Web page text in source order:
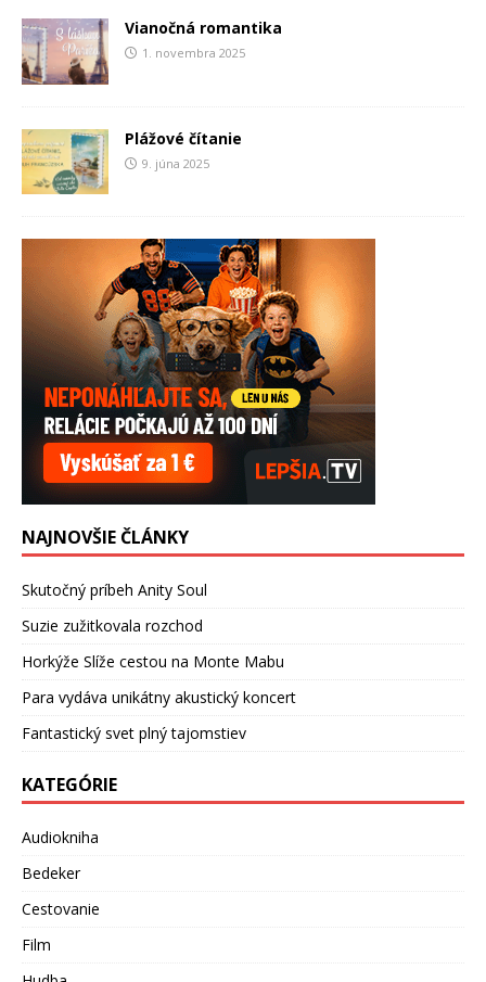
Vianočná romantika
1. novembra 2025
Plážové čítanie
9. júna 2025
NAJNOVŠIE ČLÁNKY
Skutočný príbeh Anity Soul
Suzie zužitkovala rozchod
Horkýže Slíže cestou na Monte Mabu
Para vydáva unikátny akustický koncert
Fantastický svet plný tajomstiev
KATEGÓRIE
Audiokniha
Bedeker
Cestovanie
Film